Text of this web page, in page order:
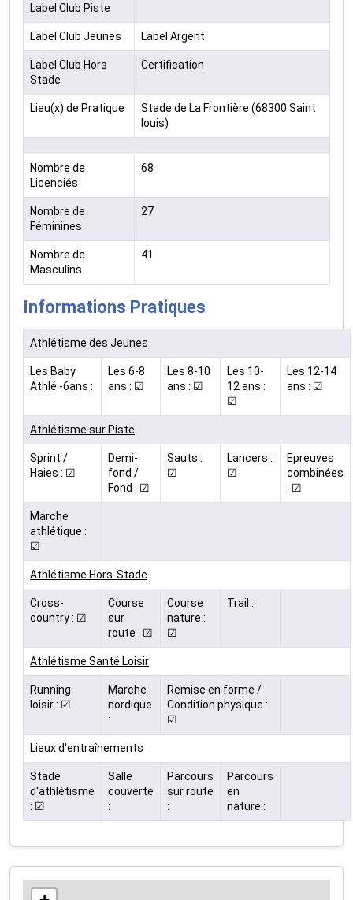
Label Club Piste
Label Club Jeunes Label Argent
Label Club Hors
Stade
Certification
Lieu(x) de Pratique
Stade de La Frontière (68300 Saint
louis)
Nombre de
Licenciés
68
Nombre de
Féminines
27
Nombre de
Masculins
41
Informations Pratiques
Athlétisme des Jeunes
Les Baby
Athlé -6ans :
Les 6-8
ans : ☑
Les 8-10
ans : ☑
Les 10-
12 ans :
☑
Les 12-14
ans : ☑
Athlétisme sur Piste
Sprint /
Haies : ☑
Demi-
fond /
Fond : ☑
Sauts :
☑
Lancers :
☑
Epreuves
combinées
: ☑
Marche
athlétique :
☑
Athlétisme Hors-Stade
Cross-
country : ☑
Course
sur
route : ☑
Course
nature :
☑
Trail :
Athlétisme Santé Loisir
Running
loisir : ☑
Marche
nordique
:
Remise en forme /
Condition physique :
☑
Lieux d'entraînements
Stade
d'athlétisme
: ☑
Salle
couverte
:
Parcours
sur route
:
Parcours
en
nature :